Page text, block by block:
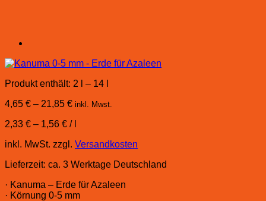
Produkt enthält: 2 – 14
4,65 € – 21,85 € inkl. Mwst.
2,33 € – 1,56 € /
inkl. MwSt. zzgl. Versandkosten
Lieferzeit: ca. 3 Werktage Deutschland
· Kanuma – Erde für Azaleen
· Körnung 0-5 mm